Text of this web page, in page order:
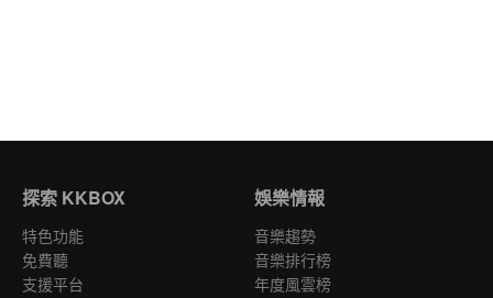
探索 KKBOX
特色功能
免費聽
支援平台
娛樂情報
音樂趨勢
音樂排行榜
年度風雲榜